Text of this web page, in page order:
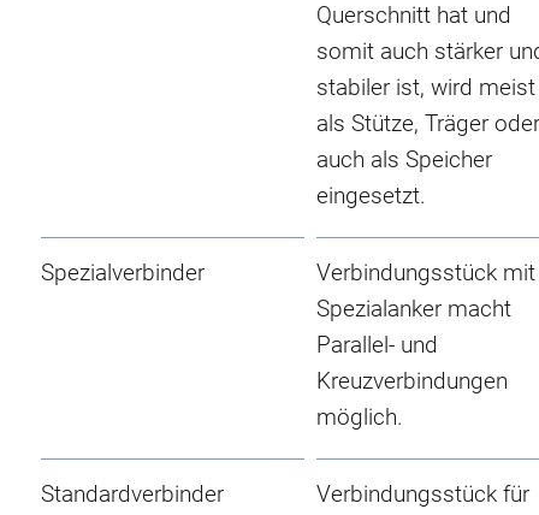
Querschnitt hat und
somit auch stärker
stabiler ist, wird meist
als Stütze, Träger oder
auch als Speicher
eingesetzt.
Spezialverbinder
Verbindungsstück mit
Spezialanker macht
Parallel- und
Kreuzverbindungen
möglich.
Standardverbinder
Verbindungsstück für